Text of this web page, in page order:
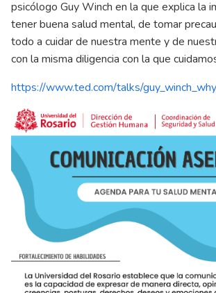
psicólogo Guy Winch en la que explica la
tener buena salud mental, de tomar
todo a cuidar de nuestra mente y de
con la misma diligencia con la que
https://www.ted.com/talks/